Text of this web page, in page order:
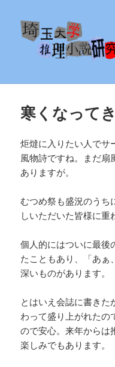
寒くなって
炬燵に入りたい人でサ
風物詩ですね。まだ扇
ありますが。
むつめ祭も盛況のうち
しいただいた皆様に重
個人的にはついに最後
たこともあり、「あ
深いものがあります。
とはいえ会誌に書きた
わって盛り上がれたの
ので安心。来年からは
楽しみでもあります。